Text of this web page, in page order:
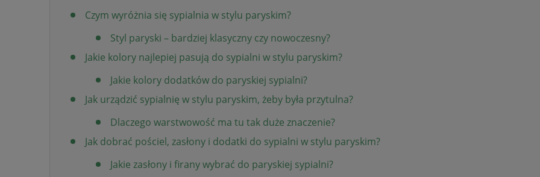
Czym wyróżnia się sypialnia w stylu paryskim?
Styl paryski – bardziej klasyczny czy nowoczesny?
Jakie kolory najlepiej pasują do sypialni w stylu paryskim?
Jakie kolory dodatków do paryskiej sypialni?
Jak urządzić sypialnię w stylu paryskim, żeby była przytulna?
Dlaczego warstwowość ma tu tak duże znaczenie?
Jak dobrać pościel, zasłony i dodatki do sypialni w stylu paryskim?
Jakie zasłony i firany wybrać do paryskiej sypialni?